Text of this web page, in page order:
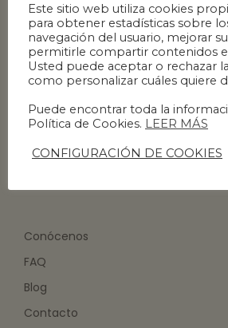
Conócenos
FAQ
Blog
Contacto
Este sitio web utiliza cookies
para obtener estadísticas sobre
navegación del usuario, mejorar
permitirle compartir contenidos
Usted puede aceptar o rechazar
como personalizar cuáles quiere
Puede encontrar toda la
Política de Cookies. LEER MÁS
CONFIGURACIÓN DE COOKIES